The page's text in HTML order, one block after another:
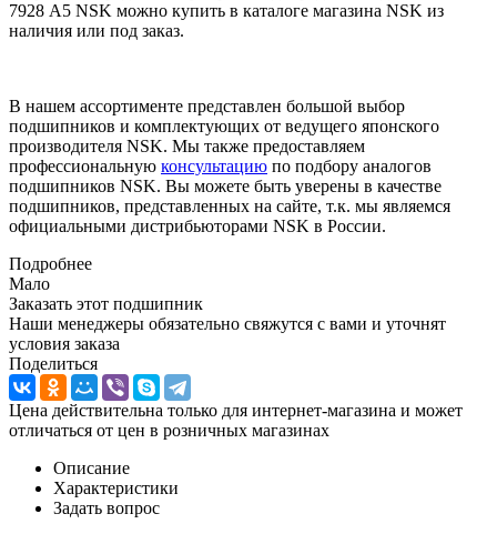
7928 A5 NSK можно купить в каталоге магазина NSK из
наличия или под заказ.
В нашем ассортименте представлен большой выбор
подшипников и комплектующих от ведущего японского
производителя NSK. Мы также предоставляем
профессиональную консультацию по подбору аналогов
подшипников NSK. Вы можете быть уверены в качестве
подшипников, представленных на сайте, т.к. мы являемся
официальными дистрибьюторами NSK в России.
Подробнее
Мало
Заказать этот подшипник
Наши менеджеры обязательно свяжутся с вами и уточнят
условия заказа
Поделиться
Цена действительна только для интернет-магазина и может
отличаться от цен в розничных магазинах
Описание
Характеристики
Задать вопрос